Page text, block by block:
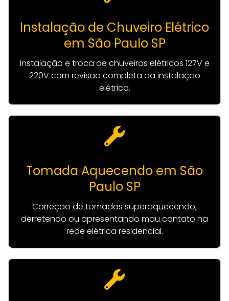
Instalação de Chuveiro Elétrico
em São Paulo SP
Instalação e troca de chuveiros elétricos 127V e
220V com revisão completa da instalação
elétrica.
Tomada Aquecendo em São
Paulo SP
Correção de tomadas superaquecendo,
derretendo ou apresentando mau contato na
rede elétrica residencial.